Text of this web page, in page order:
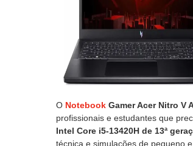
O Notebook Gamer Acer Nitro V
profissionais e estudantes que
Intel Core i5-13420H de 13ª
técnica e simulações de pequeno